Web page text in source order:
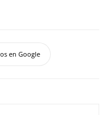
en Google